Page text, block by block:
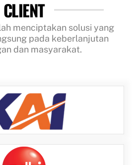
CLIENT
menciptakan solusi yang
pada keberlanjutan
dan masyarakat.